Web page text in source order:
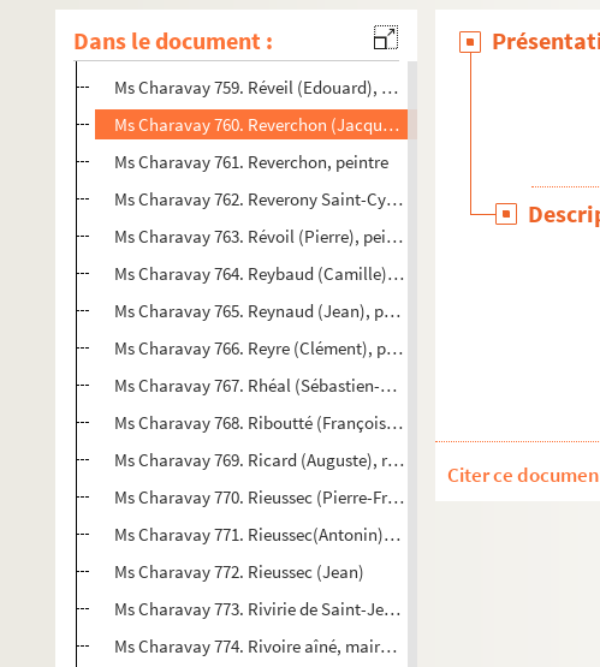
Dans le document :
Ms Charavay 757. Requin, entrepositaire des tabacs dans le
Ms Charavay 758. Requin (Achille-Pierre), médecin
Ms Charavay 759. Réveil (Edouard), maire de Lyon (1848-1852),
Ms Charavay 760. Reverchon (Jacques), conventionnel
Ms Charavay 761. Reverchon, peintre
Ms Charavay 762. Reverony Saint-Cyr (Jacques-Antoine,
Ms Charavay 763. Révoil (Pierre), peintre d'histoire
Ms Charavay 764. Reybaud (Camille), poète
Ms Charavay 765. Reynaud (Jean), philosophe, député de la
Ms Charavay 766. Reyre (Clément), procureur du Roi à Lyon
Ms Charavay 767. Rhéal (Sébastien-Gayet de Cesena, dit
Ms Charavay 768. Riboutté (François-Louis), auteur dramatique
Ms Charavay 769. Ricard (Auguste), romancier populaire et grivois
Ms Charavay 770. Rieussec (Pierre-François), conseiller à la Cour
Ms Charavay 771. Rieussec(Antonin), maire de Tassin (Rhône)
Ms Charavay 772. Rieussec (Jean)
Ms Charavay 773. Rivirie de Saint-Jean, chanoine syndic du
Ms Charavay 774. Rivoire aîné, maire de Saint-Cyr-au-Mont-d'Or
Citer ce